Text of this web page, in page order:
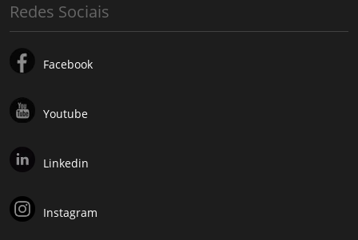
Redes Sociais
Facebook
Youtube
Linkedin
Instagram